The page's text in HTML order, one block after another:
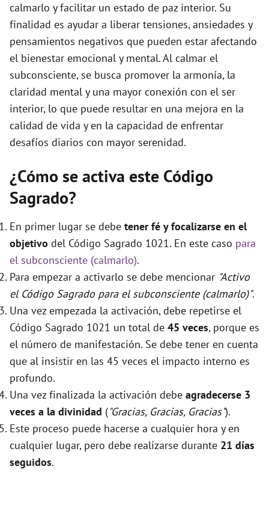
o
calmarlo y facilitar un estado de paz interior. Su
finalidad es ayudar a liberar tensiones, ansiedades y
pensamientos negativos que pueden estar afectando
el bienestar emocional y mental. Al calmar el
subconsciente, se busca promover la armonía, la
claridad mental y una mayor conexión con el ser
interior, lo que puede resultar en una mejora en la
calidad de vida y en la capacidad de enfrentar
desafíos diarios con mayor serenidad.
¿Cómo se activa este Código
Sagrado?
En primer lugar se debe tener fé y focalizarse en el
objetivo del Código Sagrado 1021. En este caso para
el subconsciente (calmarlo).
Para empezar a activarlo se debe mencionar "Activo
el Código Sagrado para el subconsciente (calmarlo)".
Una vez empezada la activación, debe repetirse el
Código Sagrado 1021 un total de 45 veces, porque es
el número de manifestación. Se debe tener en cuenta
que al insistir en las 45 veces el impacto interno es
profundo.
Una vez finalizada la activación debe agradecerse 3
veces a la divinidad ("Gracias, Gracias, Gracias").
Este proceso puede hacerse a cualquier hora y en
cualquier lugar, pero debe realizarse durante 21 días
seguidos.